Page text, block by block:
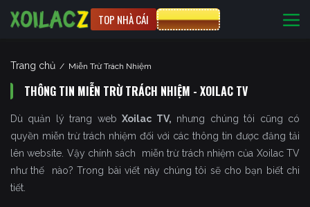
TOP NHÀ CÁI CƯỢC 8XBET
Trang chủ / Miễn Trừ Trách Nhiệm
THÔNG TIN MIỄN TRỪ TRÁCH NHIỆM - XOILAC TV
Dù quản lý trang webXoilac TV, nhưng chúng tôi cũng có
quyền miễn trừ trách nhiệm đối với các thông tin được đăng tải
lên website. Vậy chính sách miễn trừ trách nhiệm của Xoilac TV
như thế nào? Trong bài viết này chúng tôi sẽ cho bạn biết chi
tiết.